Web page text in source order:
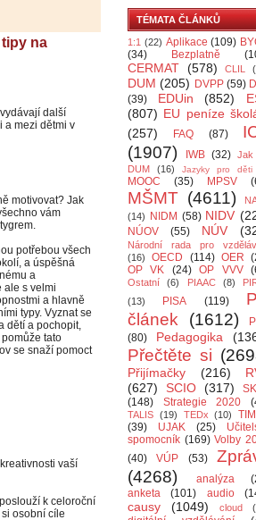
na
další
a mezi dětmi v
motivovat? Jak
vám
potřebou všech
a úspěšná
a
ale s velmi
a hlavně
typy. Vyznat se
dětí a pochopit,
tato
se snaží pomoct
vaší
k celoroční
osobní cíle
TÉMATA ČLÁNKŮ
1:1 (22) Aplikace (109)
(34)
Bezplatně
CERMAT (578) CLIL
DUM (205) DVPP (59)
(39)
EDUin (852)
(807) EU peníze
(257)
FAQ (87)
(1907)
IWB (32)
DUM
(16) Jazyky pro děti
MOOC (35) MPSV
MŠMT (4611)
(14)
NIDM (58) NIDV
NÚOV (55) NÚV
Národní rada pro
(16)
OECD (114) OER
OP VK
(24) OP VVV
Ostatní (6) PIAAC (8)
(13)
PISA (119)
článek
(1612)
(80)
Pedagogika
Přečtěte si
Přijímačky (216)
(627)
SCIO (317)
(148)
Strategie 2020
TALIS (19) TEDx (10)
(39)
UJAK (25)
spomocník (169) Volby
(40)
VÚP (53)
(4268)
analýza
anketa
(101) audio
causy (1049) cloud